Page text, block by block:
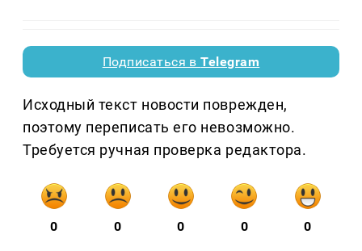
Подписаться вTelegram
Исходный текст новости поврежден,
поэтому переписать его невозможно.
Требуется ручная проверка редактора.
0 0 0 0 0